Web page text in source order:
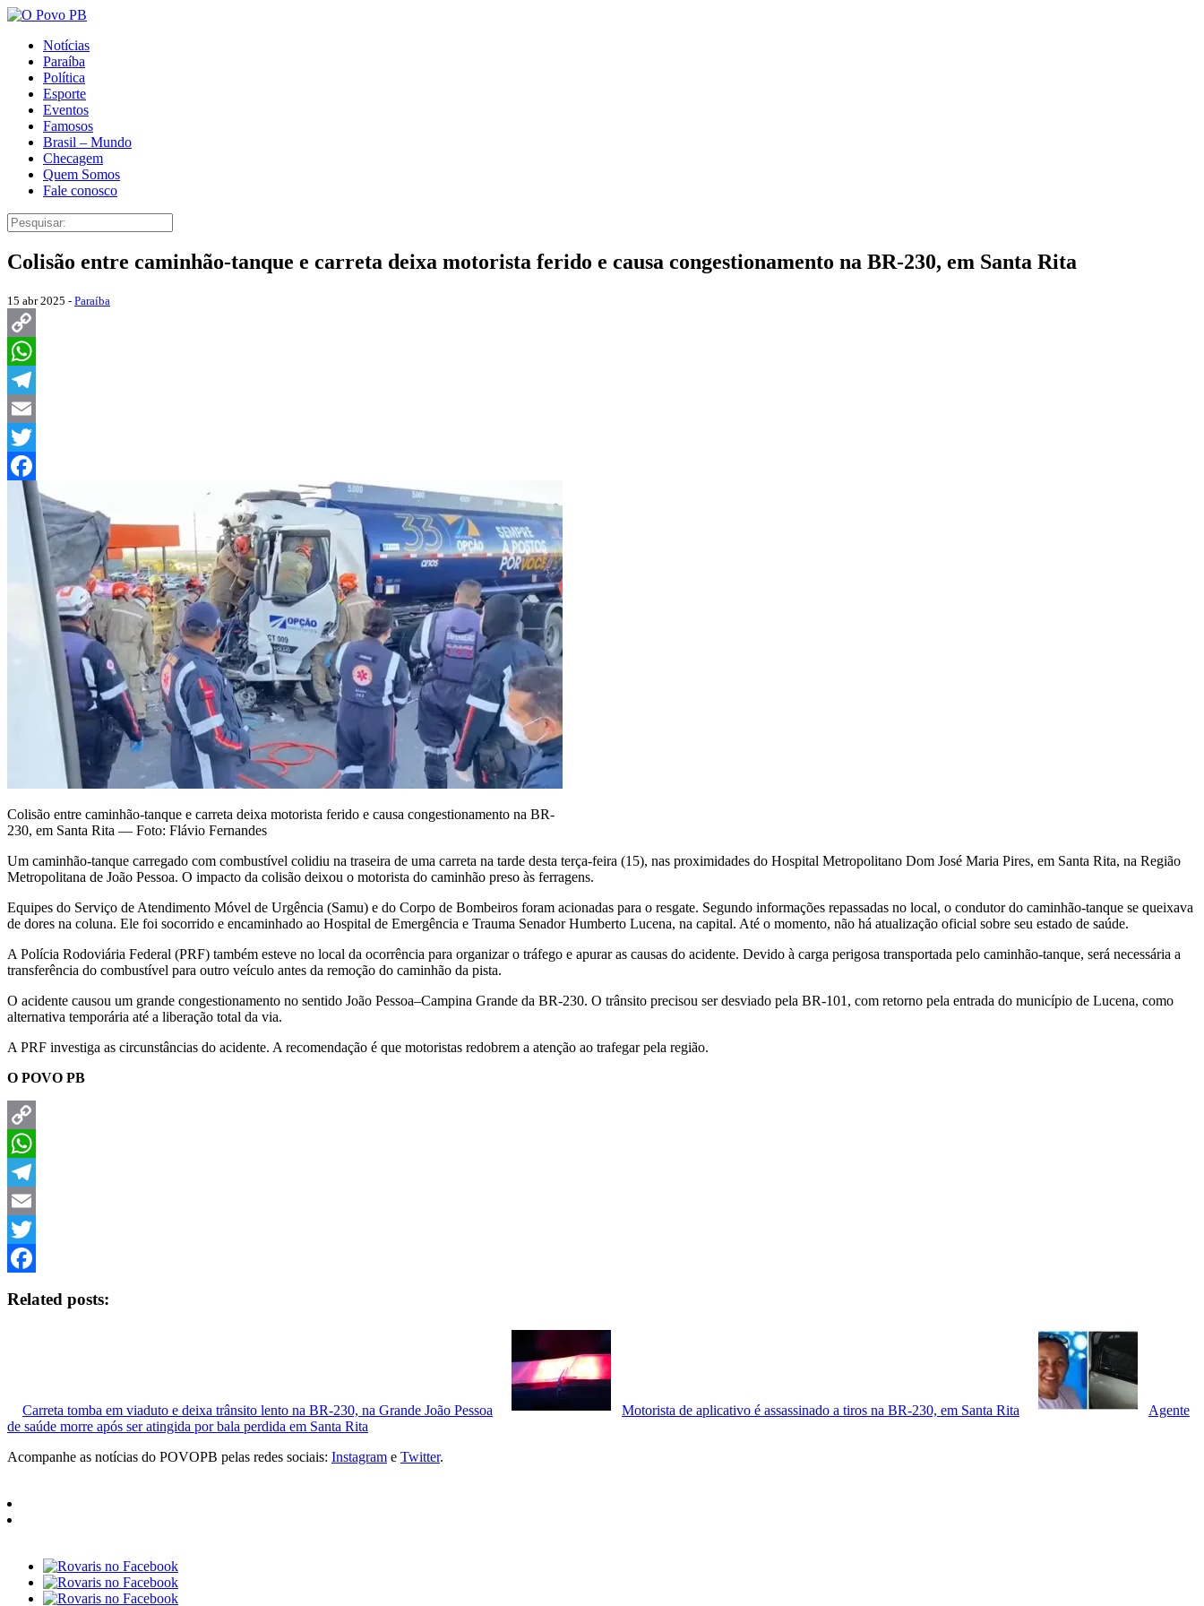
Notícias
Paraíba
Política
Esporte
Eventos
Famosos
Brasil – Mundo
Checagem
Quem Somos
Fale conosco
Colisão entre caminhão-tanque e carreta deixa motorista ferido e causa congestionamento na BR-230, em Santa Rita
15 abr 2025 - Paraíba
Copy
Link
WhatsApp
Telegram
Email
Twitter
Facebook
Colisão entre caminhão-tanque e carreta deixa motorista ferido e causa congestionamento na BR-
230, em Santa Rita — Foto: Flávio Fernandes
Um caminhão-tanque carregado com combustível colidiu na traseira de uma carreta na tarde desta terça-feira (15), nas proximidades do Hospital Metropolitano Dom José Maria Pires, em Santa Rita, na Região
Metropolitana de João Pessoa. O impacto da colisão deixou o motorista do caminhão preso às ferragens.
Equipes do Serviço de Atendimento Móvel de Urgência (Samu) e do Corpo de Bombeiros foram acionadas para o resgate. Segundo informações repassadas no local, o condutor do caminhão-tanque se queixava
de dores na coluna. Ele foi socorrido e encaminhado ao Hospital de Emergência e Trauma Senador Humberto Lucena, na capital. Até o momento, não há atualização oficial sobre seu estado de saúde.
A Polícia Rodoviária Federal (PRF) também esteve no local da ocorrência para organizar o tráfego e apurar as causas do acidente. Devido à carga perigosa transportada pelo caminhão-tanque, será necessária a
transferência do combustível para outro veículo antes da remoção do caminhão da pista.
O acidente causou um grande congestionamento no sentido João Pessoa–Campina Grande da BR-230. O trânsito precisou ser desviado pela BR-101, com retorno pela entrada do município de Lucena, como
alternativa temporária até a liberação total da via.
A PRF investiga as circunstâncias do acidente. A recomendação é que motoristas redobrem a atenção ao trafegar pela região.
O POVO PB
Copy
Link
WhatsApp
Telegram
Email
Twitter
Related posts:
Carreta tomba em viaduto e deixa trânsito lento na BR-230, na Grande João Pessoa Motorista de aplicativo é assassinado a tiros na BR-230, em Santa Rita
Agente
de saúde morre após ser atingida por bala perdida em Santa Rita
Acompanhe as notícias do POVOPB pelas redes sociais: Instagram e Twitter.